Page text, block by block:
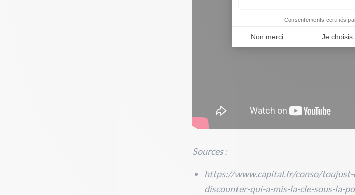
Sources :
https://www.capital.fr/conso/
discounter-qui-a-mis-la-cle-sous-la-